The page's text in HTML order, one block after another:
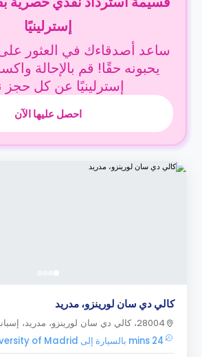
إسترلينيًا
ساعد أصدقاءك في العثور
إسترلينيًا عن كل حجز
احصل عليها الآن
كالي دي سان لورينزو، مدريد
28004، كالي دي سان لورينزو، مدريد، إسبانيا
24 mins بالسيارة إلى Autonomous University of Madrid